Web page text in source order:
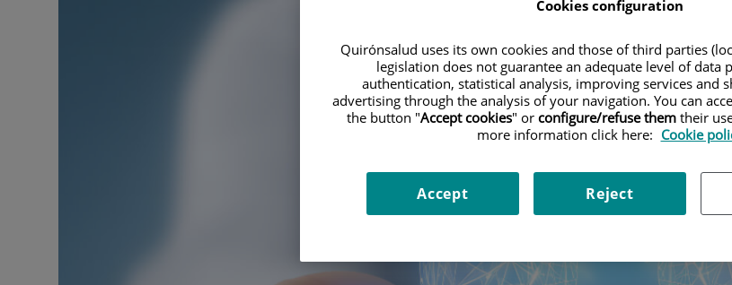
Cookies configuration
Quirónsalud uses its own cookies and those of third parties
legislation does not guarantee an adequate level of data
authentication, statistical analysis, improving services and
advertising through the analysis of your navigation. You can
the button "Accept cookies" or configure/refuse themtheir
more information click here: Cookie
Reject
Accept